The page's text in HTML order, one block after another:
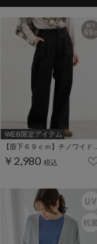
WEB限定アイテム
￥2,980 税込